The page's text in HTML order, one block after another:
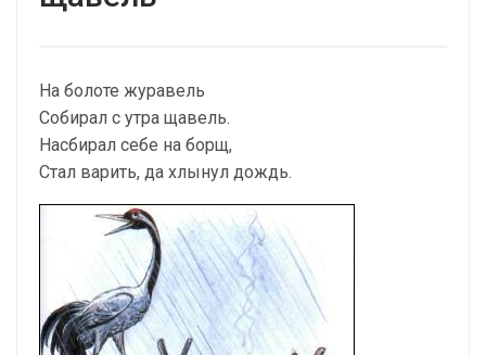
На болоте журавель
Собирал с утра щавель.
Насбирал себе на борщ,
Стал варить, да хлынул дождь.